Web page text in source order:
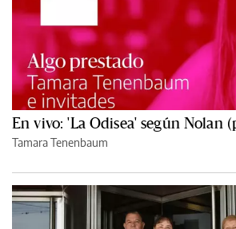
En vivo: 'La Odisea' según Nolan
Tamara Tenenbaum